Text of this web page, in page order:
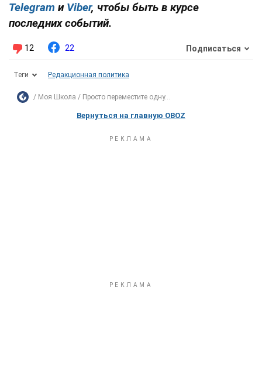
Telegram и Viber, чтобы быть в курсе
последних событий.
12 22 Подписаться
Теги Редакционная политика
Моя Школа Просто переместите одну...
Вернуться на главную OBOZ